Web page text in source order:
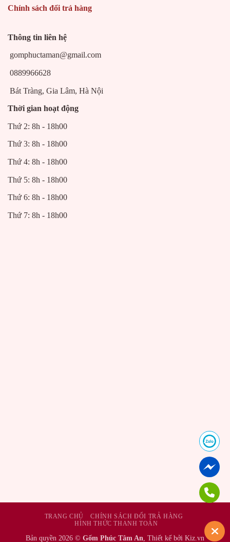
Chính sách đổi trả hàng
Thông tin liên hệ
gomphuctaman@gmail.com
0889966628
Bát Tràng, Gia Lâm, Hà Nội
Thời gian hoạt động
Thứ 2: 8h - 18h00
Thứ 3: 8h - 18h00
Thứ 4: 8h - 18h00
Thứ 5: 8h - 18h00
Thứ 6: 8h - 18h00
Thứ 7: 8h - 18h00
TRANG CHỦ
CHÍNH SÁCH ĐỔI TRẢ HÀNG
HÌNH THỨC THANH TOÁN
Bản quyền 2026 © Gốm Phúc Tâm An, Thiết kế bởi Kiz.vn